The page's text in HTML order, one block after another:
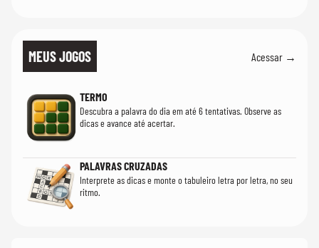
MEUS JOGOS Acessar →
TERMO
Descubra a palavra do dia em até 6 tentativas. Observe as
dicas e avance até acertar.
PALAVRAS CRUZADAS
Interprete as dicas e monte o tabuleiro letra por letra, no seu
ritmo.